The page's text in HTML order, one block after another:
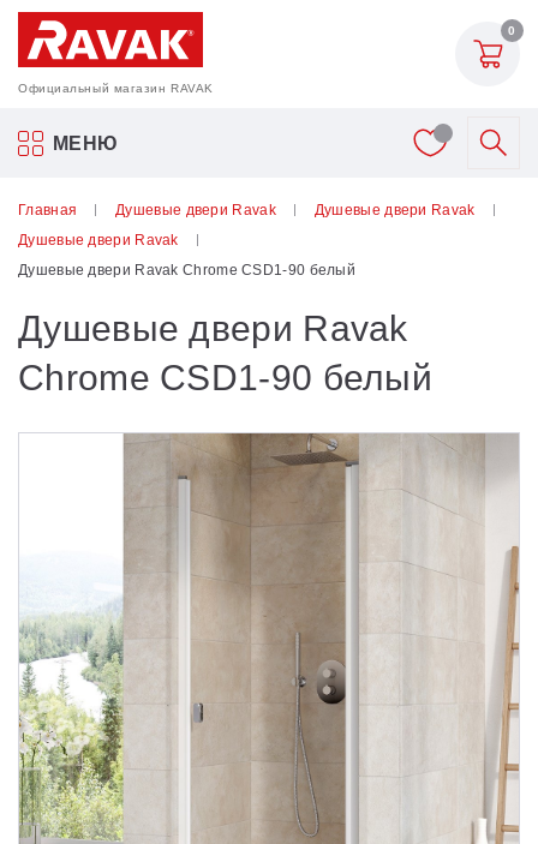
Официальный магазин RAVAK
0
МЕНЮ
Акриловые ванны Ravak
Шторки для ванн
Мебель для ванной
Аксессуары
Унитазы и биде
Душевые двери
Душевые уголки
Поддоны для душа
Сиденья OVO для душевых уголков
Полотенцесушители
Гидромассаж для ванны
Главная Душевые двери Ravak
Душевые двери Ravak
Душевые двери Ravak
Душевые двери Ravak Chrome CSD1-90 белый
Душевые двери Ravak
Chrome CSD1-90 белый